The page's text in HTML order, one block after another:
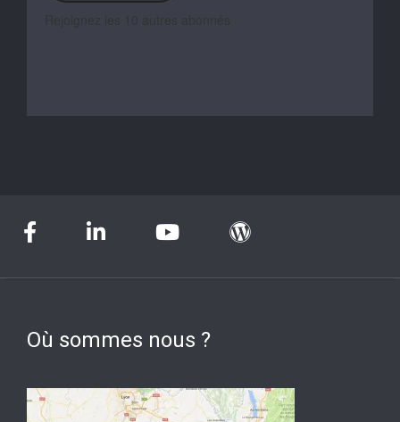
Où sommes nous ?